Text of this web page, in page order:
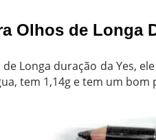
Olhos de Longa
de Longa duração da Yes,
tem 1,14g e tem um bom